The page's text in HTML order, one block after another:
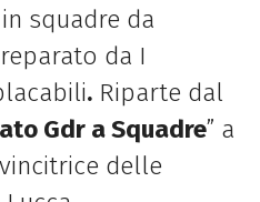
in squadre da
da I
.Riparte dal
Gdr a Squadre” a
delle